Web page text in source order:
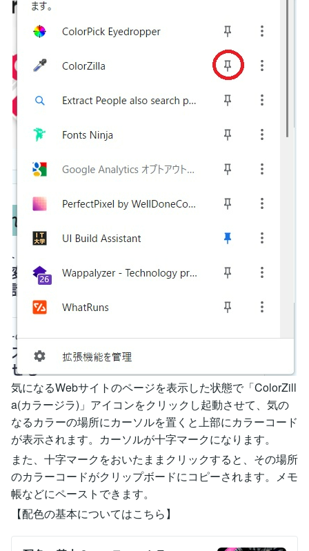
気になるWebサイトのページを表示した状態で「ColorZill
a(カラージラ)」アイコンをクリックし起動させて、気の
なるカラーの場所にカーソルを置くと上部にカラーコード
が表示されます。カーソルが十字マークになります。
また、十字マークをおいたままクリックすると、その場所
のカラーコードがクリップボードにコピーされます。メモ
帳などにペーストできます。
【配色の基本についてはこちら】